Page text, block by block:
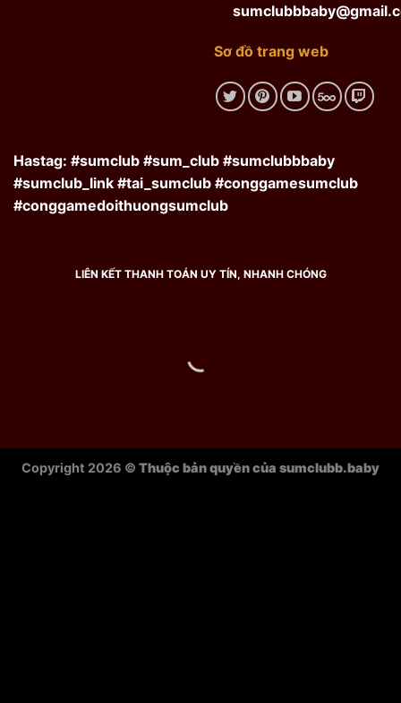
Sơ đồ trang web
Hastag: #sumclub #sum_club #sumclubbbaby
#sumclub_link #tai_sumclub #conggamesumclub
#conggamedoithuongsumclub
LIÊN KẾT THANH TOÁN UY TÍN, NHANH CHÓNG
Copyright 2026 © Thuộc bản quyền của sumclubb.baby